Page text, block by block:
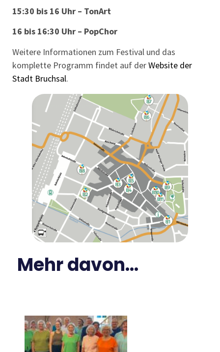
15:30 bis 16 Uhr – TonArt
16 bis 16:30 Uhr – PopChor
Weitere Informationen zum Festival und das
komplette Programm findet auf derWebsite der
Stadt Bruchsal.
Mehr davon...